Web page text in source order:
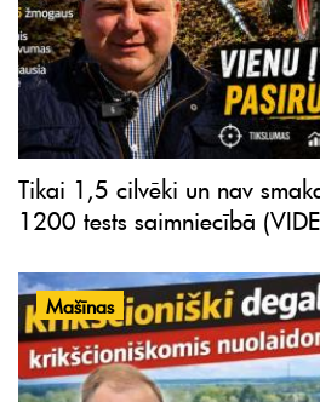
Tikai 1,5 cilvēki un nav
1200 tests saimniecībā
Mašīnas